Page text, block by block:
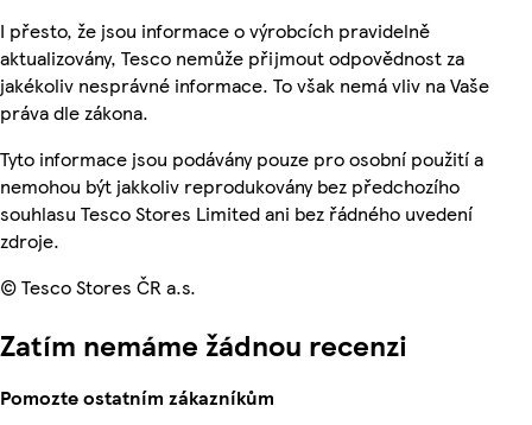
I přesto, že jsou informace o výrobcích pravidelně
aktualizovány, Tesco nemůže přijmout odpovědnost za
jakékoliv nesprávné informace. To však nemá vliv na Vaše
práva dle zákona.
Tyto informace jsou podávány pouze pro osobní použití a
nemohou být jakkoliv reprodukovány bez předchozího
souhlasu Tesco Stores Limited ani bez řádného uvedení
zdroje.
© Tesco Stores ČR a.s.
Zatím nemáme žádnou recenzi
Pomozte ostatním zákazníkům